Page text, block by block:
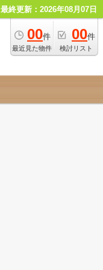
最終更新：2026年08月07日
00件
最近見た物件
00件
検討リスト